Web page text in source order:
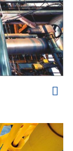
Ihren
Prozesse
Ihren